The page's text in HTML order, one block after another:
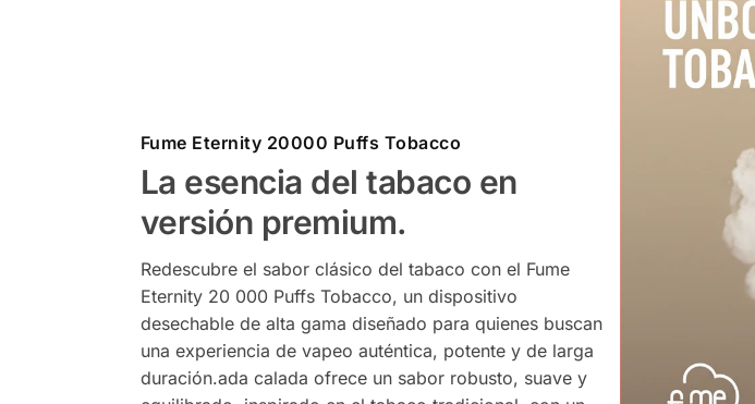
Fume Eternity 20000 Puffs Tobacco
La esencia del tabaco en
versión premium.
Redescubre el sabor clásico del tabaco con el Fume
Eternity 20 000 Puffs Tobacco, un dispositivo
desechable de alta gama diseñado para quienes buscan
una experiencia de vapeo auténtica, potente y de larga
duración.ada calada ofrece un sabor robusto, suave y